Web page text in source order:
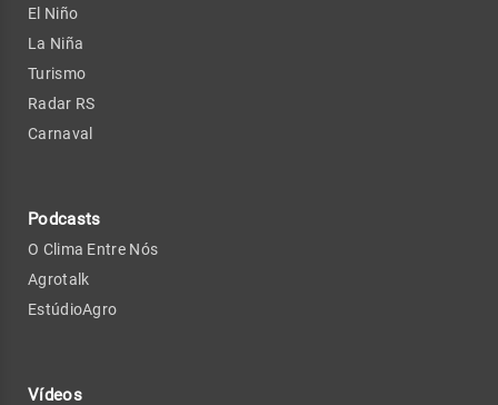
El Niño
La Niña
Turismo
Radar RS
Carnaval
Podcasts
O Clima Entre Nós
Agrotalk
EstúdioAgro
Vídeos